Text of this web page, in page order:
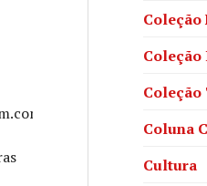
p/BYRSWxWgBej/?
Coleção
Coleção
Coleção
Coluna
Cultura